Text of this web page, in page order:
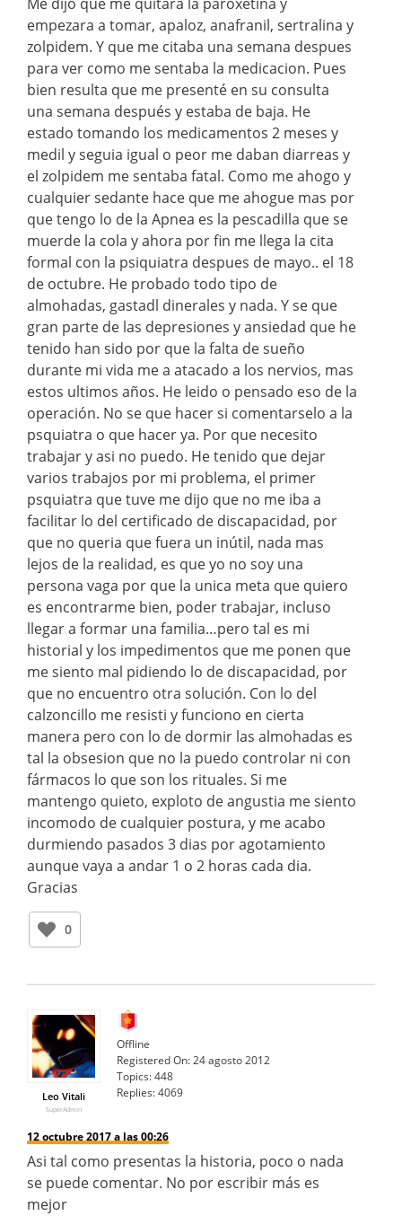
empezara a tomar, apaloz, anafranil, sertralina y
zolpidem. Y que me citaba una semana despues
para ver como me sentaba la medicacion. Pues
bien resulta que me presenté en su consulta
una semana después y estaba de baja. He
estado tomando los medicamentos 2 meses y
medil y seguia igual o peor me daban diarreas y
el zolpidem me sentaba fatal. Como me ahogo y
cualquier sedante hace que me ahogue mas por
que tengo lo de la Apnea es la pescadilla que se
muerde la cola y ahora por fin me llega la cita
formal con la psiquiatra despues de mayo.. el 18
de octubre. He probado todo tipo de
almohadas, gastadl dinerales y nada. Y se que
gran parte de las depresiones y ansiedad que he
tenido han sido por que la falta de sueño
durante mi vida me a atacado a los nervios, mas
estos ultimos años. He leido o pensado eso de la
operación. No se que hacer si comentarselo a la
psquiatra o que hacer ya. Por que necesito
trabajar y asi no puedo. He tenido que dejar
varios trabajos por mi problema, el primer
psquiatra que tuve me dijo que no me iba a
facilitar lo del certificado de discapacidad, por
que no queria que fuera un inútil, nada mas
lejos de la realidad, es que yo no soy una
persona vaga por que la unica meta que quiero
es encontrarme bien, poder trabajar, incluso
llegar a formar una familia…pero tal es mi
historial y los impedimentos que me ponen que
me siento mal pidiendo lo de discapacidad, por
que no encuentro otra solución. Con lo del
calzoncillo me resisti y funciono en cierta
manera pero con lo de dormir las almohadas es
tal la obsesion que no la puedo controlar ni con
fármacos lo que son los rituales. Si me
mantengo quieto, exploto de angustia me siento
incomodo de cualquier postura, y me acabo
durmiendo pasados 3 dias por agotamiento
aunque vaya a andar 1 o 2 horas cada dia.
Gracias
0
Leo Vitali
SuperAdmin
Offline
Registered On:24 agosto 2012
Topics:448
Replies:4069
12 octubre 2017 a las 00:26
Asi tal como presentas la historia, poco o nada
se puede comentar. No por escribir más es
mejor